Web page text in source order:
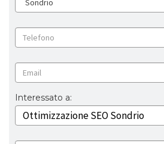
Interessato a: